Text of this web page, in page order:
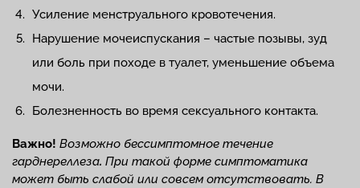
Усиление менструального кровотечения.
Нарушение мочеиспускания – частые позывы, зуд
или боль при походе в туалет, уменьшение объема
мочи.
Болезненность во время сексуального контакта.
Важно! Возможно бессимптомное течение
гарднереллеза. При такой форме симптоматика
может быть слабой или совсем отсутствовать. В